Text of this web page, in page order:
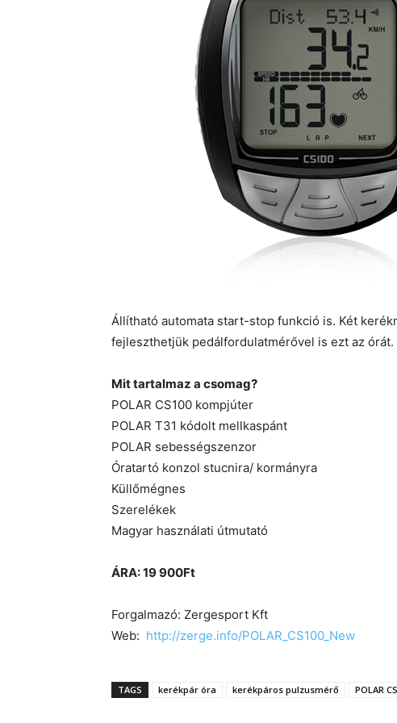
Állítható automata start-stop funkció is. Két
fejleszthetjük pedálfordulatmérővel is ezt az órát.
Mit tartalmaz a csomag?
POLAR CS100 kompjúter
POLAR T31 kódolt mellkaspánt
POLAR sebességszenzor
Óratartó konzol stucnira/ kormányra
Küllőmégnes
Szerelékek
Magyar használati útmutató
ÁRA: 19 900Ft
Forgalmazó: Zergesport Kft
Web: http://zerge.info/POLAR_CS100_New
TAGS kerékpár óra kerékpáros pulzusmérő POLAR